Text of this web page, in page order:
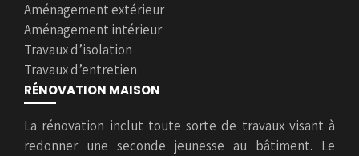
Aménagement extérieur
Aménagement intérieur
Travaux d’isolation
Travaux d’entretien
RÉNOVATION MAISON
La rénovation inclut toute sorte de travaux visant à
redonner une seconde jeunesse au bâtiment. Le